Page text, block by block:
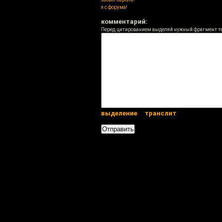
я с форума!
комментарий:
Перед цитированием выделяй нужный фрагмент
выделение транслит